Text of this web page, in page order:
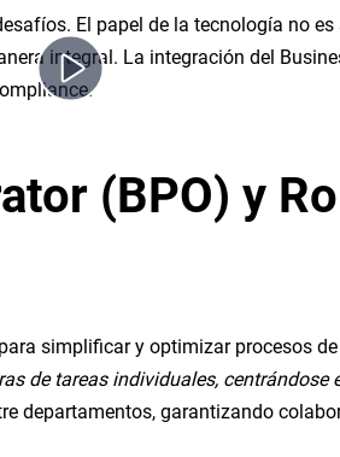
El papel de la tecnología no
integral. La integración del
(BPO) y
simplificar y optimizar procesos
de tareas individuales,
departamentos, garantizando